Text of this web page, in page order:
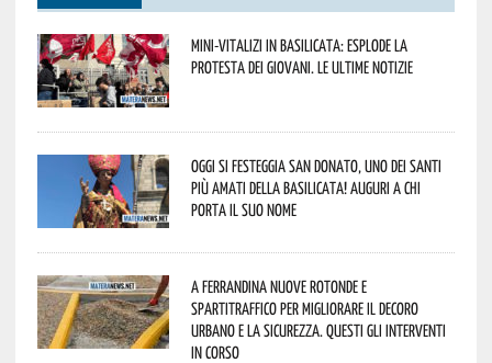
Mini-vitalizi in Basilicata: esplode la
protesta dei giovani. Le ultime notizie
Oggi si festeggia San Donato, uno dei Santi
più amati della Basilicata! Auguri a chi
porta il suo nome
A Ferrandina nuove rotonde e
spartitraffico per migliorare il decoro
urbano e la sicurezza. Questi gli interventi
in corso